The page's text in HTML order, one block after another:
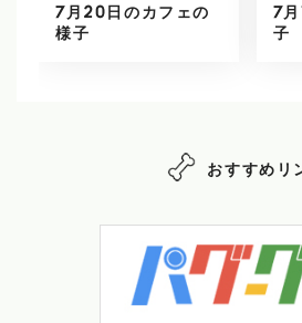
7月20日のカフェの
様子
7
子
おすすめリ